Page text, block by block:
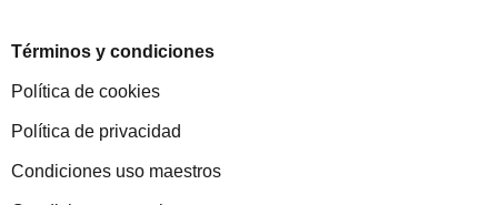
Términos y condiciones
Política de cookies
Política de privacidad
Condiciones uso maestros